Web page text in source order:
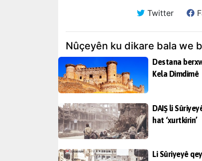
Twitter
Nûçeyên ku dikare bala we
Destana
Kela Dimdimê
DAIŞ li
hat ‘xurtkirin’
Li Sûriyeyê